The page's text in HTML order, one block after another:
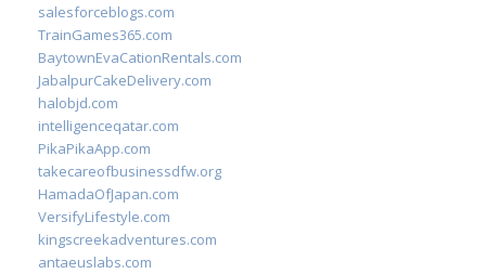
salesforceblogs.com
TrainGames365.com
BaytownEvaCationRentals.com
JabalpurCakeDelivery.com
halobjd.com
intelligenceqatar.com
PikaPikaApp.com
takecareofbusinessdfw.org
HamadaOfJapan.com
VersifyLifestyle.com
kingscreekadventures.com
antaeuslabs.com